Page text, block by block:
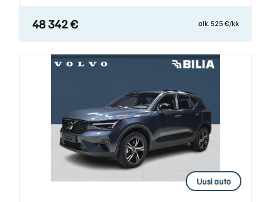
48 342 € alk. 525 €/kk
Uusi auto